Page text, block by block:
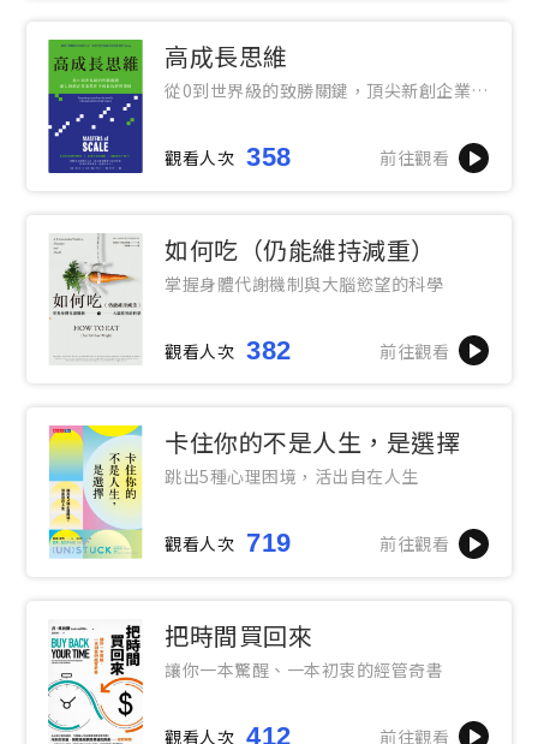
高成長思維
從0到世界級的致勝關鍵，頂尖新創企業家
觀看人次 358 前往觀看
如何吃（仍能維持減重）
掌握身體代謝機制與大腦慾望的科學
觀看人次 382 前往觀看
卡住你的不是人生，是選擇
跳出5種心理困境，活出自在人生
觀看人次 719 前往觀看
把時間買回來
讓你一本驚醒、一本初衷的經管奇書
觀看人次 412 前往觀看